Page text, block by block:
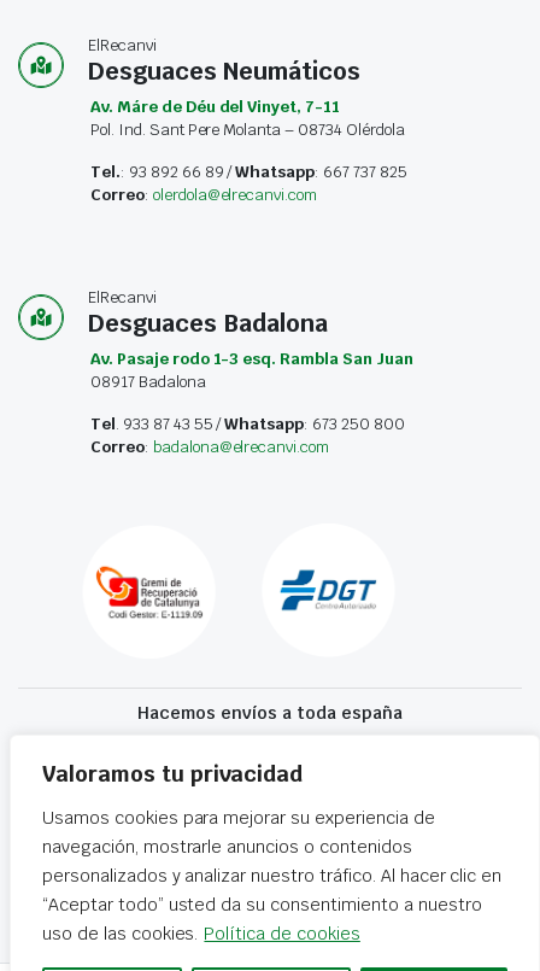
Valoramos tu privacidad
Usamos cookies para mejorar su experiencia de
navegación, mostrarle anuncios o contenidos
personalizados y analizar nuestro tráfico. Al hacer clic en
“Aceptar todo” usted da su consentimiento a nuestro
uso de las cookies. Política de cookies
ElRecanvi
Desguaces Neumáticos
Av. Máre de Déu del Vinyet, 7-11
Pol. Ind. Sant Pere Molanta – 08734 Olérdola
Tel.: 93 892 66 89 /Whatsapp: 667 737 825
Correo: olerdola@elrecanvi.com
ElRecanvi
Desguaces Badalona
Av. Pasaje rodo 1-3 esq. Rambla San Juan
08917 Badalona
Tel. 933 87 43 55 /Whatsapp: 673 250 800
Correo: badalona@elrecanvi.com
Hacemos envíos a toda españa
Recibe tu recambio en 24-72 horas
Desguaces El Recanvi 2026 ©Condiciones generales·Declaración de